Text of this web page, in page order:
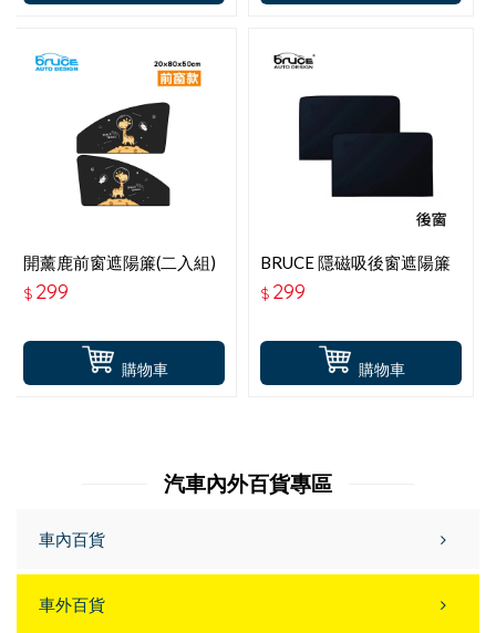
購物車
開薰鹿前窗遮陽簾(二入組)
$ 299
購物車
BRUCE 隱磁吸後窗遮陽簾
(二入組) BR-368641
$ 299
汽車內外百貨專區
車內百貨
車外百貨